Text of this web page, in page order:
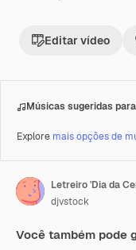
Editar vídeo
Músicas sugeridas
Explore mais opções de
Letreiro 'Dia da
djvstock
Você também pode